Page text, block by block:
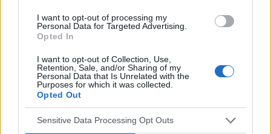
I want to opt-out of processing my
Personal Data for Targeted Advertising.
Opted In
I want to opt-out of Collection, Use,
Retention, Sale, and/or Sharing of my
Personal Data that Is Unrelated with the
Purposes for which it was collected.
Opted Out
Sensitive Data Processing Opt Outs
tabletki Qlaira ,jednak przerwałam niestety
uderzenia gorąca i zawroty głowy wróciły .
jestem 2 tygodnie po okresie ,dziś wezmę 5
tabletkę czy dzień ma znaczenia kiedy przyjęłam
pierwszą tabletkę ?
pacjentki
POWIĄZANE